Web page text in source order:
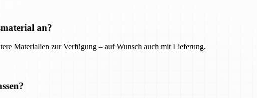
an?
Materialien zur Verfügung – auf Wunsch auch mit Lieferung.